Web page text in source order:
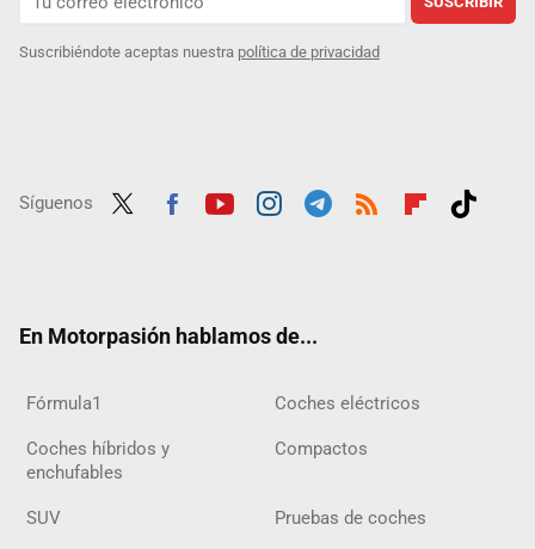
Suscribiéndote aceptas nuestra política de privacidad
Síguenos
En Motorpasión hablamos de...
Fórmula1 Coches eléctricos
Coches híbridos y
enchufables
Compactos
SUV Pruebas de coches